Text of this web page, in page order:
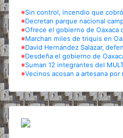
※Sin control, incendio que
※Decretan parque nacional
※Ofrece el gobierno de Oaxaca
※Marchan miles de triquis en
※David Hernández Salazar,
※Desdeña el gobierno de
※Suman 12 integrantes del
※Vecinos acosan a artesana